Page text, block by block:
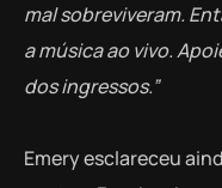
mal sobreviveram.
a música ao vivo.
dos ingressos.”
Emery esclareceu